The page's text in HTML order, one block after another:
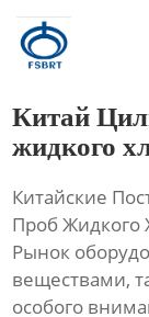
Главная
Новости
Контакты
Китай
жидкого
Китайские
Проб Жидкого
Рынок
веществами,
особого